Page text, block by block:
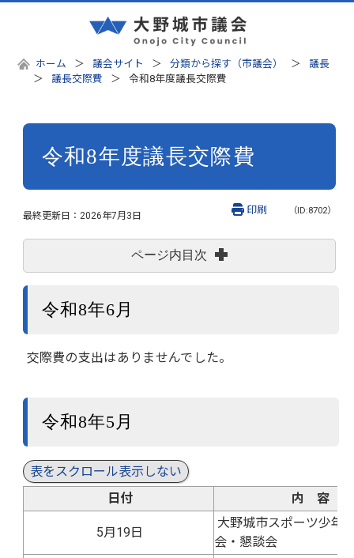
ホーム 議会サイト 分類から探す（市議会）
議長
議長交際費
令和8年度議長交際費
令和8年度議長交際費
最終更新日： 2026年7月3日 （ID:8702）
印刷
ページ内目次
令和8年6月
交際費の支出はありませんでした。
令和8年5月
表をスクロール表示しない
日付
内 容
5月19日
大野城市スポーツ少年
会・懇談会